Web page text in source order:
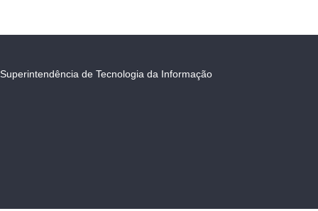
Superintendência de Tecnologia da Informação